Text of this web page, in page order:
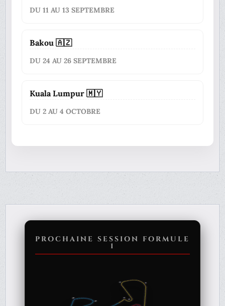
DU 11 AU 13 SEPTEMBRE
Bakou 🇦🇿
DU 24 AU 26 SEPTEMBRE
Kuala Lumpur 🇲🇾
DU 2 AU 4 OCTOBRE
PROCHAINE SESSION FORMULE
1